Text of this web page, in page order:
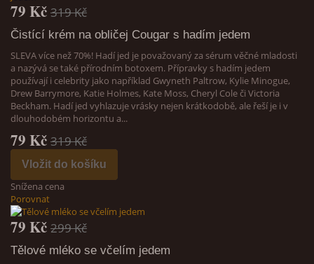
79 Kč 319 Kč
Čistící krém na obličej Cougar s hadím jedem
SLEVA více než 70%! Hadí jed je považovaný za sérum věčné mladosti
a nazývá se také přírodním botoxem. Přípravky s hadím jedem
používají i celebrity jako například Gwyneth Paltrow, Kylie Minogue,
Drew Barrymore, Katie Holmes, Kate Moss, Cheryl Cole či Victoria
Beckham. Hadí jed vyhlazuje vrásky nejen krátkodobě, ale řeší je i v
dlouhodobém horizontu a...
79 Kč 319 Kč
Vložit do košíku
Snížena cena
Porovnat
79 Kč 299 Kč
Tělové mléko se včelím jedem